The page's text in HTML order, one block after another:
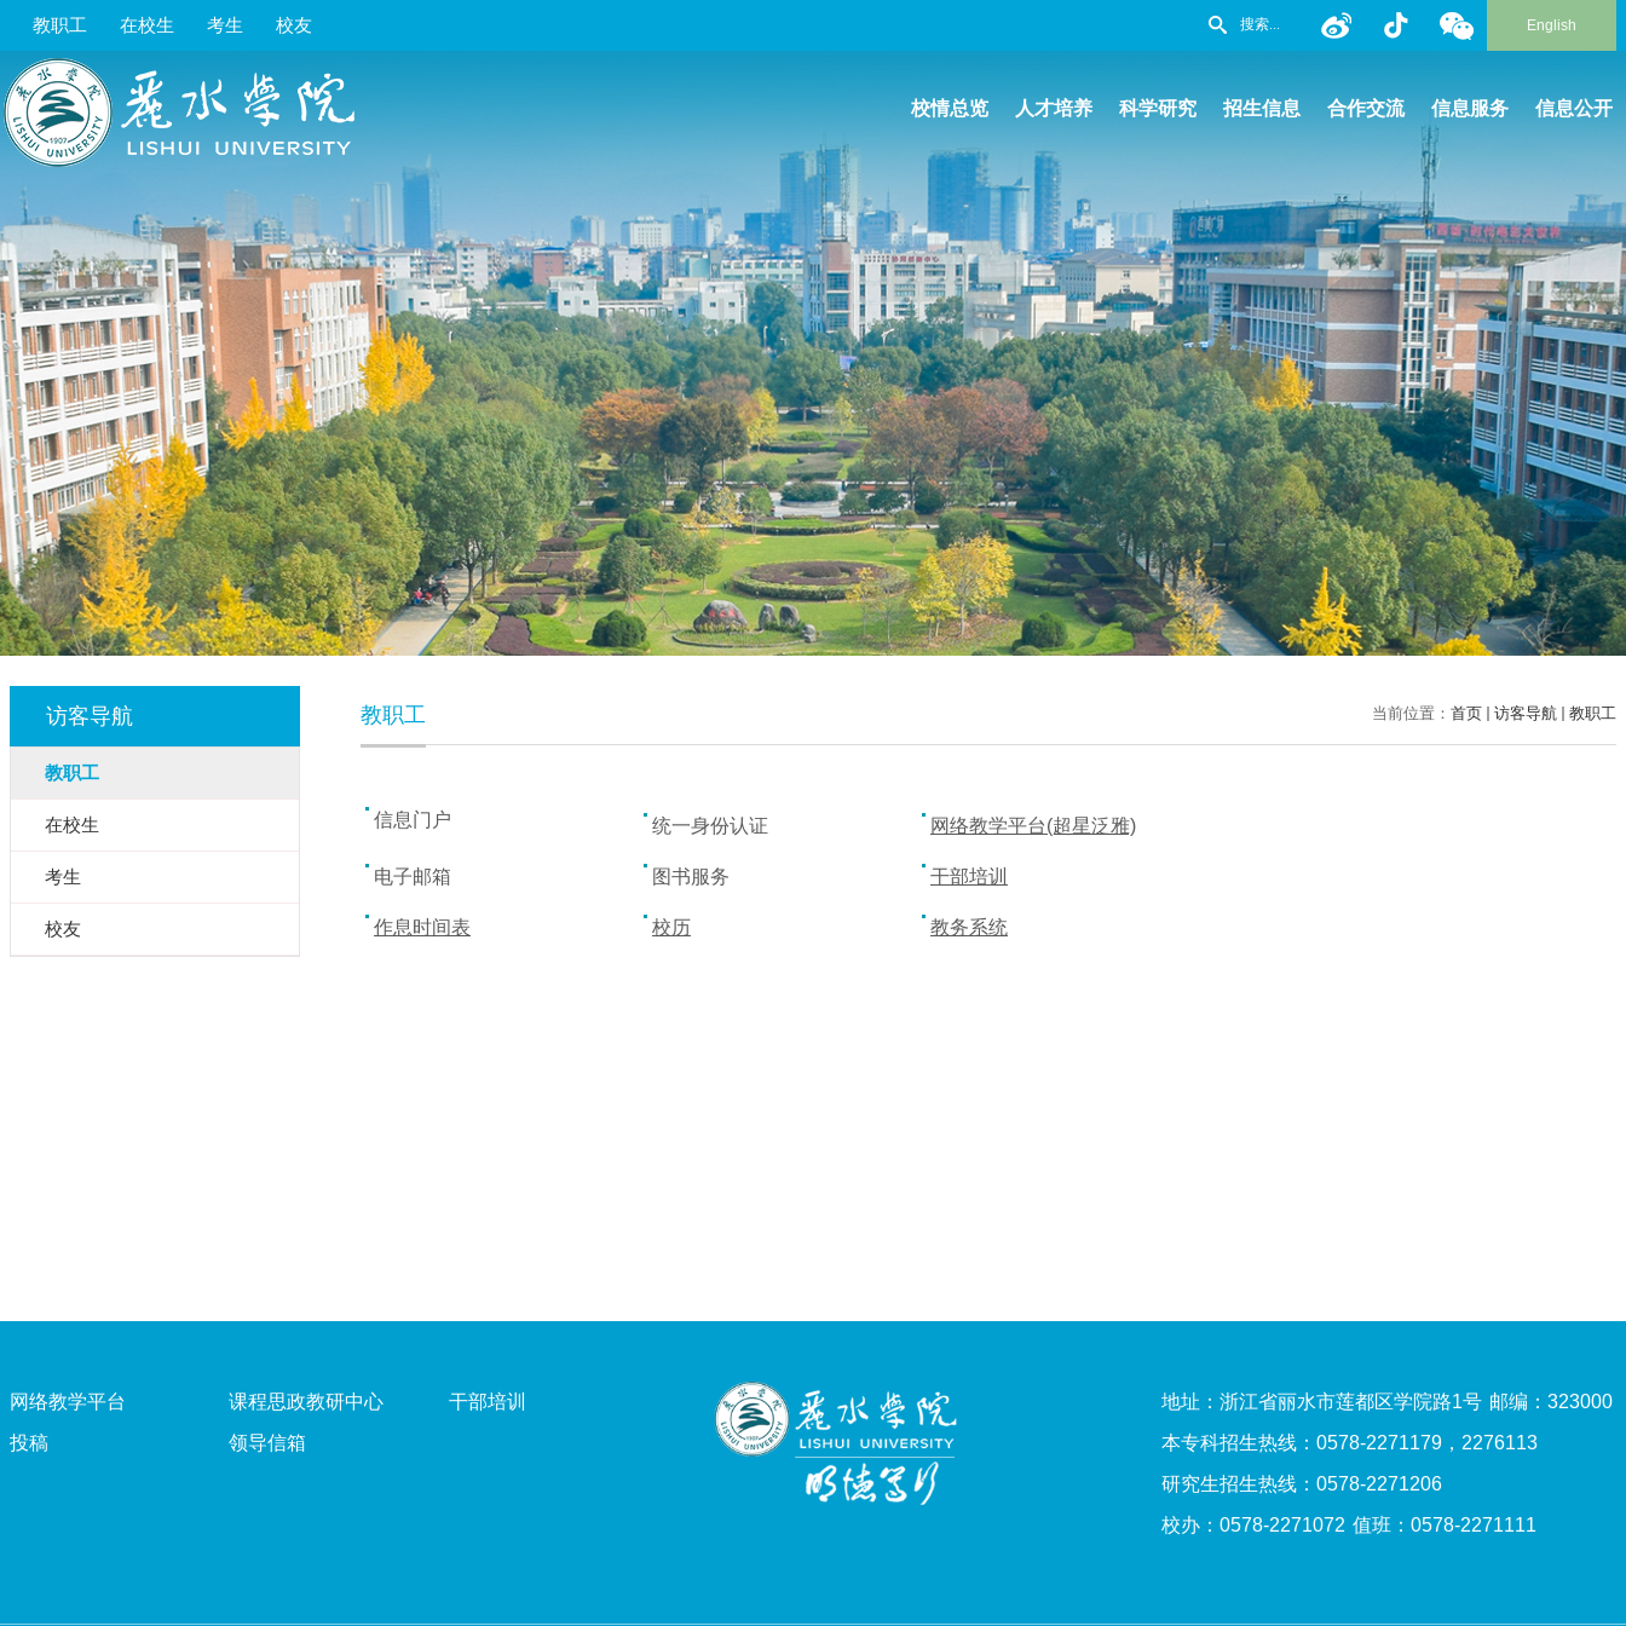
教职工 在校生 考生 校友 English
校情总览 人才培养 科学研究 招生信息 合作交流 信息服务 信息公开
访客导航
教职工
在校生
考生
校友
当前位置： 首页 访客导航 教职工
教职工
信息门户 统一身份认证 网络教学平台(超星泛雅)
电子邮箱 图书服务 干部培训
作息时间表 校历 教务系统
网络教学平台 课程思政教研中心
干部培训
投稿
领导信箱
地址：浙江省丽水市莲都区学院路1号 邮编：323000
本专科招生热线：0578-2271179，2276113
研究生招生热线：0578-2271206
校办：0578-2271072 值班：0578-2271111